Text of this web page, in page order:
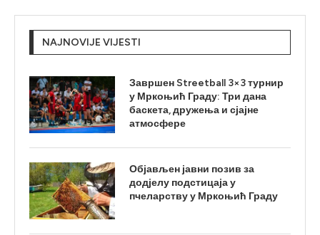
NAJNOVIJE VIJESTI
Завршен Streetball 3×3 турнир
у Мркоњић Граду: Три дана
баскета, дружења и сјајне
атмосфере
Објављен јавни позив за
додјелу подстицаја у
пчеларству у Мркоњић Граду